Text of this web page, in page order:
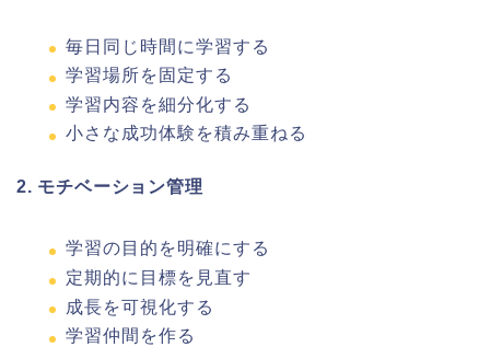
毎日同じ時間に学習する
学習場所を固定する
学習内容を細分化する
小さな成功体験を積み重ねる
2. モチベーション管理
学習の目的を明確にする
定期的に目標を見直す
成長を可視化する
学習仲間を作る